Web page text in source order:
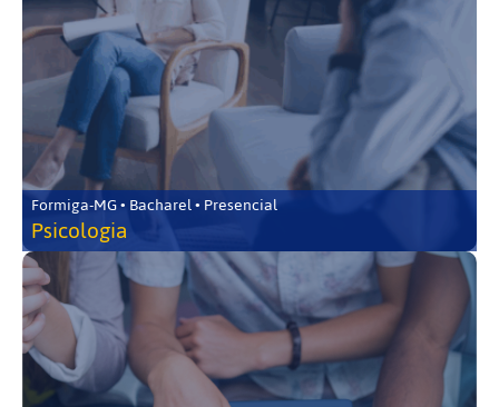
Formiga-MG • Bacharel • Presencial
Psicologia